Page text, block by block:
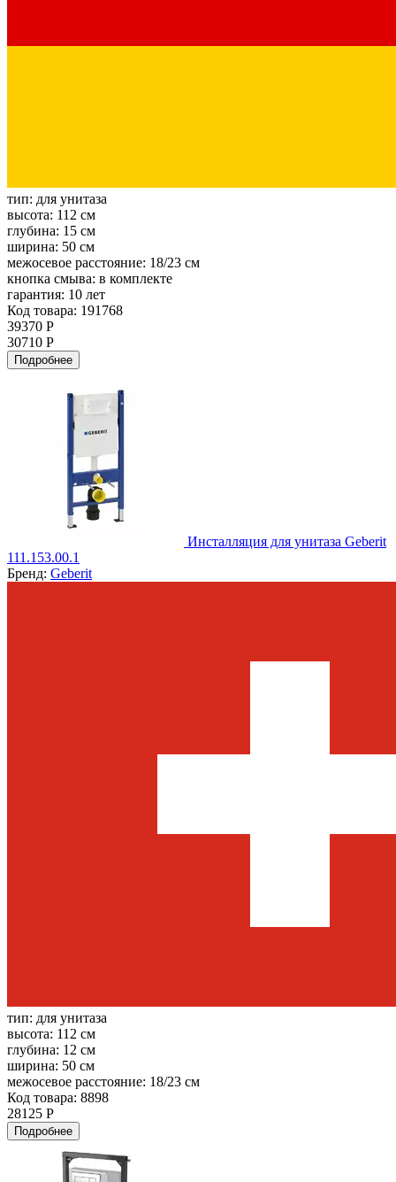
тип: для унитаза
высота: 112 см
глубина: 15 см
ширина: 50 см
межосевое расстояние: 18/23 см
кнопка смыва: в комплекте
гарантия: 10 лет
Код товара: 191768
39370 Р
30710 Р
Подробнее
Инсталляция для унитаза Geberit
111.153.00.1
Бренд: Geberit
тип: для унитаза
высота: 112 см
глубина: 12 см
ширина: 50 см
межосевое расстояние: 18/23 см
Код товара: 8898
28125 Р
Подробнее